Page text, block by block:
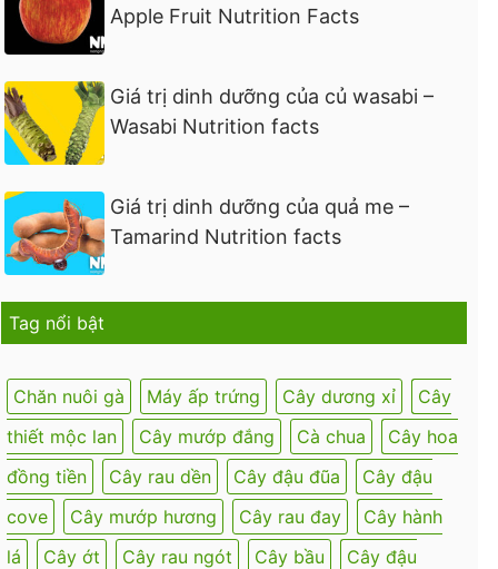
Apple Fruit Nutrition Facts
Giá trị dinh dưỡng của củ wasabi –
Wasabi Nutrition facts
Giá trị dinh dưỡng của quả me –
Tamarind Nutrition facts
Tag nổi bật
Chăn nuôi gà Máy ấp trứng Cây dương xỉ
Cây
thiết mộc lan
Cây mướp đắng Cà chua
Cây hoa
đồng tiền
Cây rau dền Cây đậu đũa
Cây đậu
cove
Cây mướp hương Cây rau đay
Cây hành
lá
Cây ớt Cây rau ngót Cây bầu
Cây đậu